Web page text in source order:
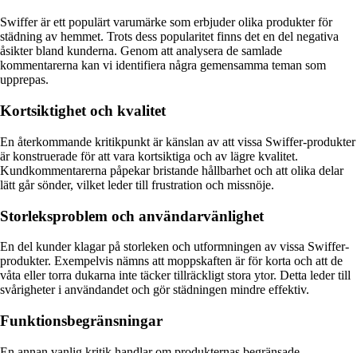
Swiffer är ett populärt varumärke som erbjuder olika produkter för
städning av hemmet. Trots dess popularitet finns det en del negativa
åsikter bland kunderna. Genom att analysera de samlade
kommentarerna kan vi identifiera några gemensamma teman som
upprepas.
Kortsiktighet och kvalitet
En återkommande kritikpunkt är känslan av att vissa Swiffer-produkter
är konstruerade för att vara kortsiktiga och av lägre kvalitet.
Kundkommentarerna påpekar bristande hållbarhet och att olika delar
lätt går sönder, vilket leder till frustration och missnöje.
Storleksproblem och användarvänlighet
En del kunder klagar på storleken och utformningen av vissa Swiffer-
produkter. Exempelvis nämns att moppskaften är för korta och att de
våta eller torra dukarna inte täcker tillräckligt stora ytor. Detta leder till
svårigheter i användandet och gör städningen mindre effektiv.
Funktionsbegränsningar